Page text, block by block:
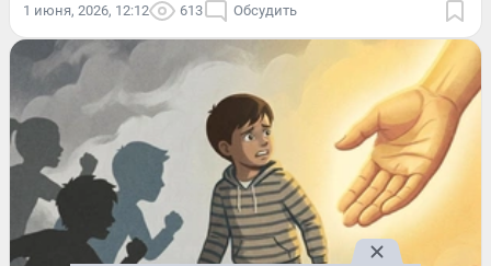
1 июня, 2026, 12:12 613 Обсудить